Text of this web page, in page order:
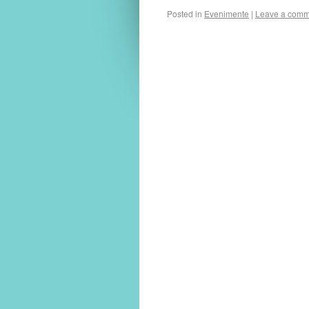
Posted in Evenimente | Leave a